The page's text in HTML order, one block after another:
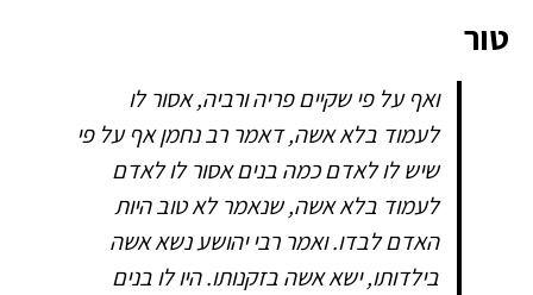
טור
ואף על פי שקיים פריה ורביה, אסור לו
לעמוד בלא אשה, דאמר רב נחמן אף על פי
שיש לו לאדם כמה בנים אסור לו לאדם
לעמוד בלא אשה, שנאמר לא טוב היות
האדם לבדו. ואמר רבי יהושע נשא אשה
בילדותו, ישא אשה בזקנותו. היו לו בנים